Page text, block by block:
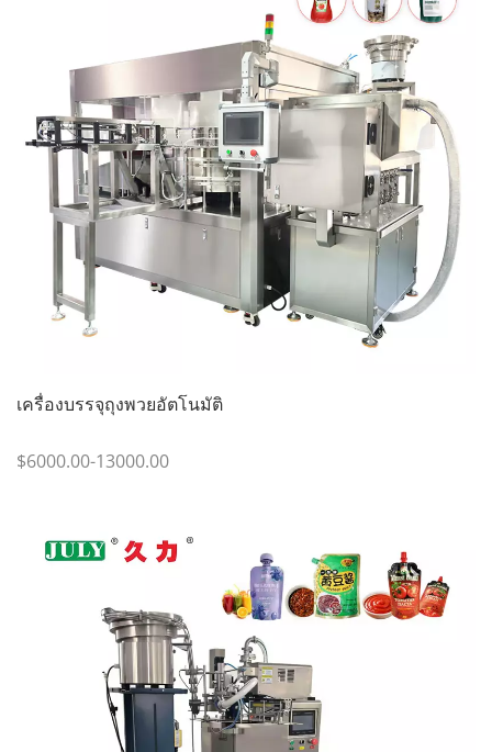
เครื่องบรรจุถุงพวยอัตโนมัติ
$6000.00-13000.00